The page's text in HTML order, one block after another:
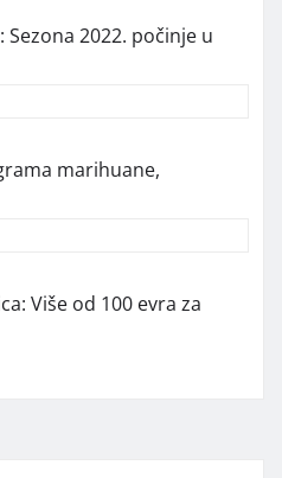
Sezona 2022. počinje u
marihuane,
Više od 100 evra za